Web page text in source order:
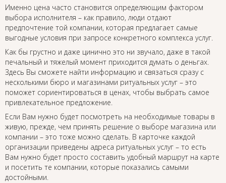
Именно цена часто становится определяющим фактором
выбора исполнителя – как правило, люди отдают
предпочтение той компании, которая предлагает самые
выгодные условия при запросе конкретного комплекса услуг.
Как бы грустно и даже цинично это ни звучало, даже в такой
печальный и тяжелый момент приходится думать о деньгах.
Здесь Вы сможете найти информацию и связаться сразу с
несколькими бюро и магазинами ритуальных услуг – это
поможет сориентироваться в ценах, чтобы выбрать самое
привлекательное предложение.
Если Вам нужно будет посмотреть на необходимые товары в
живую, прежде, чем принять решение о выборе магазина или
компании – это тоже можно сделать. В карточке каждой
организации приведены адреса ритуальных услуг – то есть
Вам нужно будет просто составить удобный маршрут на карте
и посетить те компании, которые показались самыми
достойными.